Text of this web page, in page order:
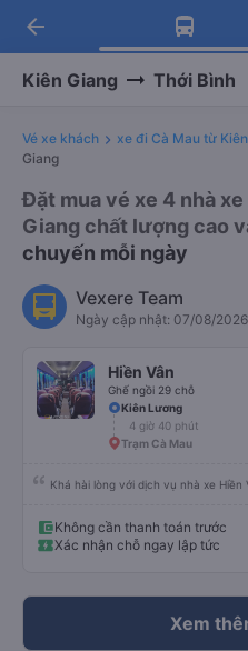
Tải app
Nhận ưu đãi
Tải app
-30k/ghế khi
arrow_back
Kiên Giang Thới Bình
Vé xe khách xe đi Cà Mau từ
Giang
Đặt mua vé xe 4 nhà
Giang chất lượng cao
chuyến mỗi ngày
Vexere Team
Ngày cập nhật: 07/08/2026
Hiền Vân
Ghế ngồi 29 chỗ
Kiên Lương
4 giờ 40 phút
Trạm Cà Mau
Khá hài lòng với dịch vụ nhà xe Hiền
Không cần thanh toán trước
Xác nhận chỗ ngay lập tức
Xem